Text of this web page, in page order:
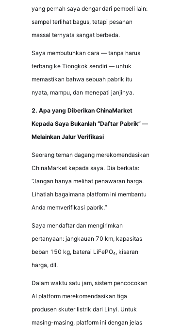
yang pernah saya dengar dari pembeli lain:
sampel terlihat bagus, tetapi pesanan
massal ternyata sangat berbeda.
Saya membutuhkan cara — tanpa harus
terbang ke Tiongkok sendiri — untuk
memastikan bahwa sebuah pabrik itu
nyata, mampu, dan menepati janjinya.
2. Apa yang Diberikan ChinaMarket
Kepada Saya Bukanlah “Daftar Pabrik” —
Melainkan Jalur Verifikasi
Seorang teman dagang merekomendasikan
ChinaMarket kepada saya. Dia berkata:
“Jangan hanya melihat penawaran harga.
Lihatlah bagaimana platform ini membantu
Anda memverifikasi pabrik.”
Saya mendaftar dan mengirimkan
pertanyaan: jangkauan 70 km, kapasitas
beban 150 kg, baterai LiFePO₄, kisaran
harga, dll.
Dalam waktu satu jam, sistem pencocokan
AI platform merekomendasikan tiga
produsen skuter listrik dari Linyi. Untuk
masing-masing, platform ini dengan jelas